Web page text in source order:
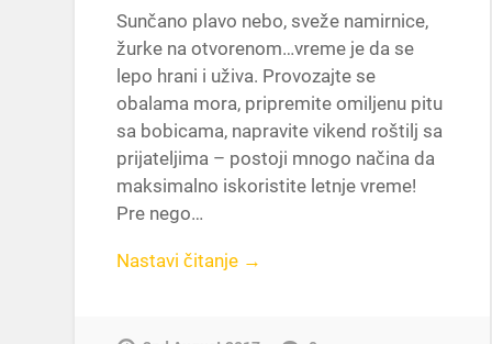
Sunčano plavo nebo, sveže namirnice,
žurke na otvorenom…vreme je da se
lepo hrani i uživa. Provozajte se
obalama mora, pripremite omiljenu pitu
sa bobicama, napravite vikend roštilj sa
prijateljima – postoji mnogo načina da
maksimalno iskoristite letnje vreme!
Pre nego…
Nastavi čitanje →